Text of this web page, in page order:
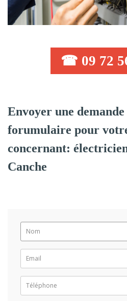
☎ 09 72
Envoyer une
forumulaire pour
concernant:
Canche